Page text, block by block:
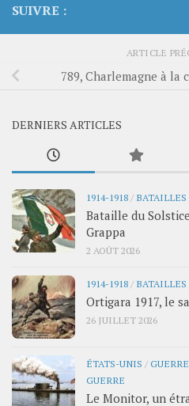
SUIVRE :
ARTICLE
789, Charlemagne à la
DERNIERS ARTICLES
1914-1918 / BATAILLES
Bataille du
Grappa
2 AOÛT 2026
1914-1918 / BATAILLES
Ortigara 1917, le
26 JUILLET 2026
ÉTATS-UNIS /
GUERRE
Le Monitor, un